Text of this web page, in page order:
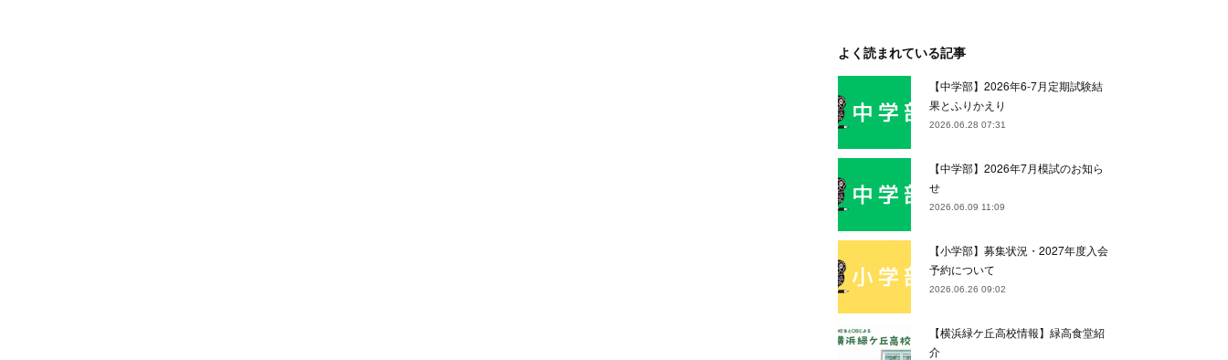
よく読まれている記事
【中学部】2026年6-7月定期試験結
果とふりかえり
2026.06.28 07:31
【中学部】2026年7月模試のお知ら
せ
2026.06.09 11:09
【小学部】募集状況・2027年度入会
予約について
2026.06.26 09:02
【横浜緑ケ丘高校情報】緑高食堂紹
介